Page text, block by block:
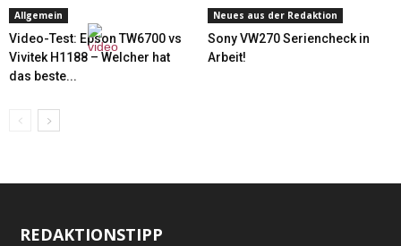
Allgemein
Video-Test: Epson TW6700 vs
Vivitek H1188 – Welcher hat
das beste...
Neues aus der Redaktion
Sony VW270 Seriencheck in
Arbeit!
REDAKTIONSTIPP